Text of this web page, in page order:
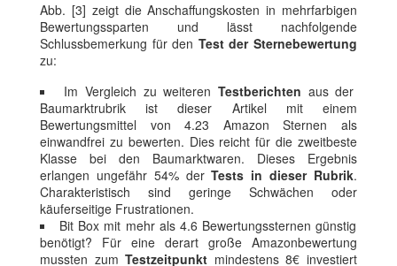
Abb. [3] zeigt die Anschaffungskosten in mehrfarbigen
Bewertungssparten und lässt nachfolgende
Schlussbemerkung für den Test der Sternebewertung
zu:
Im Vergleich zu weiterenTestberichten aus der
Baumarktrubrik ist dieser Artikel mit einem
Bewertungsmittel von 4.23 Amazon Sternen als
einwandfrei zu bewerten. Dies reicht für die zweitbeste
Klasse bei den Baumarktwaren. Dieses Ergebnis
erlangen ungefähr 54% derTests in dieser Rubrik.
Charakteristisch sind geringe Schwächen oder
käuferseitige Frustrationen.
Bit Box mit mehr als 4.6 Bewertungssternen günstig
benötigt? Für eine derart große Amazonbewertung
mussten zumTestzeitpunkt mindestens 8€ investiert